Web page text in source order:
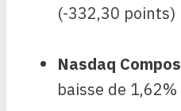
(-332,30 points)
Nasdaq
baisse de 1,62%